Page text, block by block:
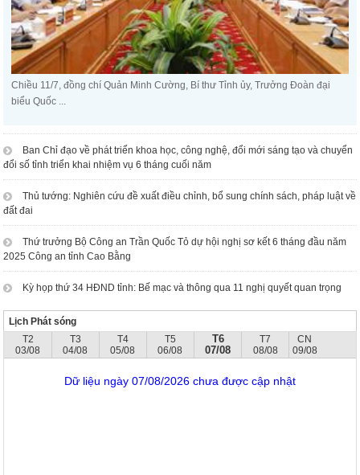
Chiều 11/7, đồng chí Quản Minh Cường, Bí thư Tỉnh ủy, Trưởng Đoàn đại
biểu Quốc ...
Ban Chỉ đạo về phát triển khoa học, công nghệ, đổi mới sáng tạo và chuyển
đổi số tỉnh triển khai nhiệm vụ 6 tháng cuối năm
Thủ tướng: Nghiên cứu đề xuất điều chỉnh, bổ sung chính sách, pháp luật về
đất đai
Thứ trưởng Bộ Công an Trần Quốc Tỏ dự hội nghị sơ kết 6 tháng đầu năm
2025 Công an tỉnh Cao Bằng
Kỳ họp thứ 34 HĐND tỉnh: Bế mạc và thông qua 11 nghị quyết quan trọng
Lịch Phát sóng
T2
03/08
T3
04/08
T4
05/08
T5
06/08
T6
07/08
T7
08/08
CN
09/08
Dữ liệu ngày 07/08/2026 chưa được cập nhật